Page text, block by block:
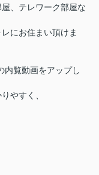
、テレワーク部屋な
にお住まい頂けま
内覧動画をアップし
やすく、